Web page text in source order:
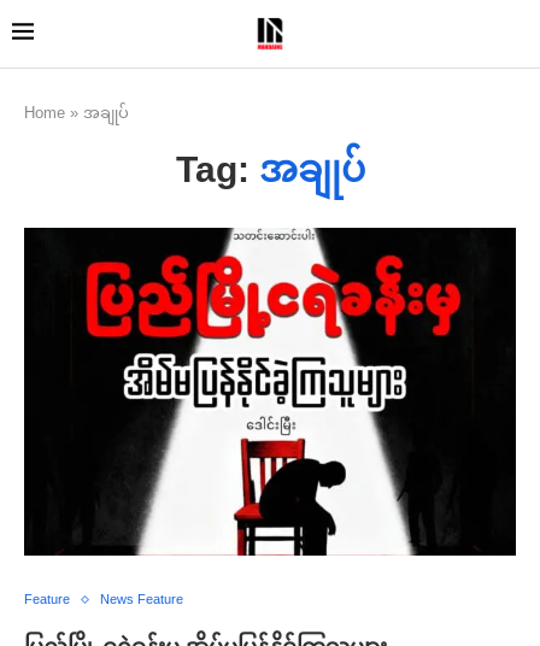
Home » အချုပ်
Tag: အချုပ်
Feature News Feature